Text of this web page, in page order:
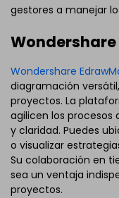
gestores a manejar
Wondershare
diagramación
proyectos. La
agilicen los procesos
y claridad. Puedes
o visualizar
Su colaboración en
sea un ventaja
proyectos.